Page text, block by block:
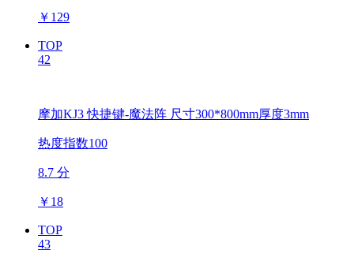
￥ 129
TOP
42
摩加KJ3 快捷键-魔法阵 尺寸300*800mm厚度3mm
热度指数100
8.7 分
￥ 18
TOP
43